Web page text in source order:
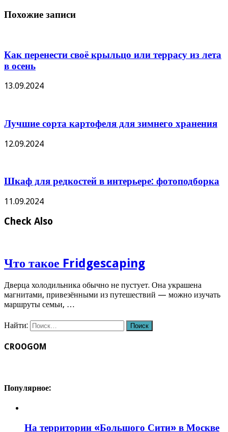
Похожие записи
Как перенести своё крыльцо или террасу из лета
в осень
13.09.2024
Лучшие сорта картофеля для зимнего хранения
12.09.2024
Шкаф для редкостей в интерьере: фотоподборка
11.09.2024
Check Also
Что такое Fridgescaping
Дверца холодильника обычно не пустует. Она украшена
магнитами, привезёнными из путешествий — можно изучать
маршруты семьи, …
Найти:
CROOGOM
Популярное:
На территории «Большого Сити» в Москве